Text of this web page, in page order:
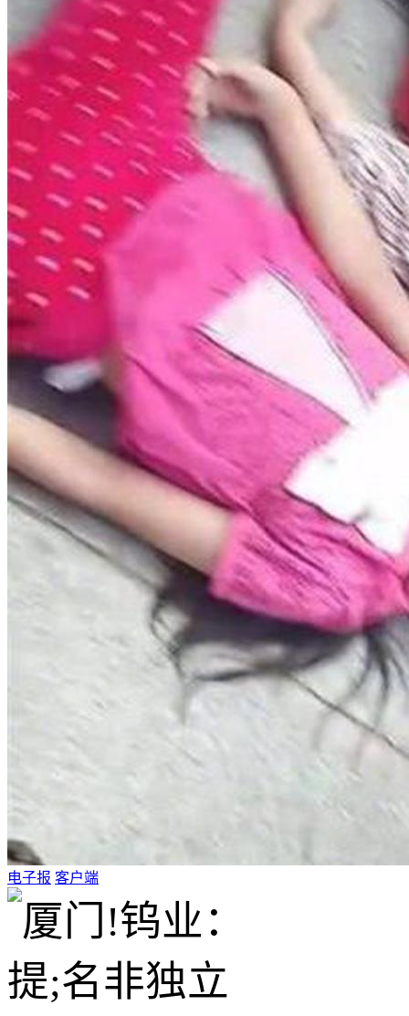
电子报 客户端